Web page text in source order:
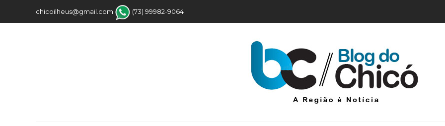
chicoilheus@gmail.com (73) 99982-9064